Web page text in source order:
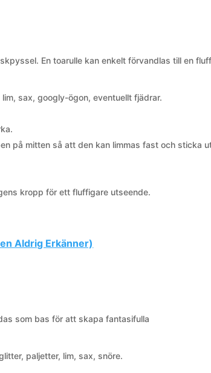
En toarulle kan enkelt förvandlas till en
sax, googly-ögon, eventuellt fjädrar.
på mitten så att den kan limmas fast och sticka
kropp för ett fluffigare utseende.
Aldrig Erkänner)
som bas för att skapa fantasifulla
paljetter, lim, sax, snöre.